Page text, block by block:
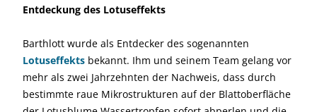
Entdeckung des Lotuseffekts
Barthlott wurde als Entdecker des sogenannten
Lotuseffekts bekannt. Ihm und seinem Team gelang vor
mehr als zwei Jahrzehnten der Nachweis, dass durch
bestimmte raue Mikrostrukturen auf der Blattoberfläche